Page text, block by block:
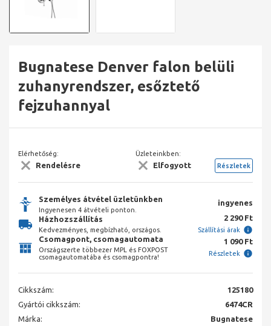
Bugnatese Denver falon belüli
zuhanyrendszer, esőztető
fejzuhannyal
Elérhetőség:
Rendelésre
Üzleteinkben:
Elfogyott Részletek
Személyes átvétel üzletünkben
Ingyenesen 4 átvételi ponton.
ingyenes
Házhozszállítás
Kedvezményes, megbízható, országos.
2 290 Ft
Szállítási árak
Csomagpont, csomagautomata
Országszerte többezer MPL és FOXPOST
csomagautomatába és csomagpontra!
1 090 Ft
Részletek
Cikkszám:
125180
Gyártói cikkszám:
6474CR
Márka:
Bugnatese